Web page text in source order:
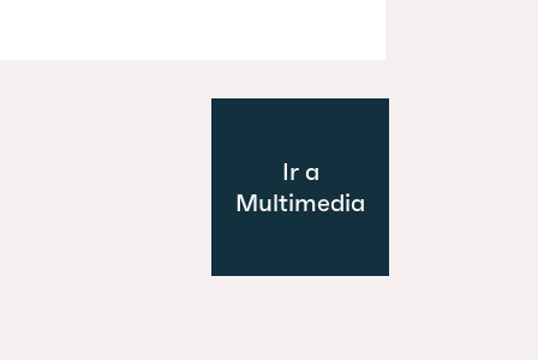
Ir a
Multimedia